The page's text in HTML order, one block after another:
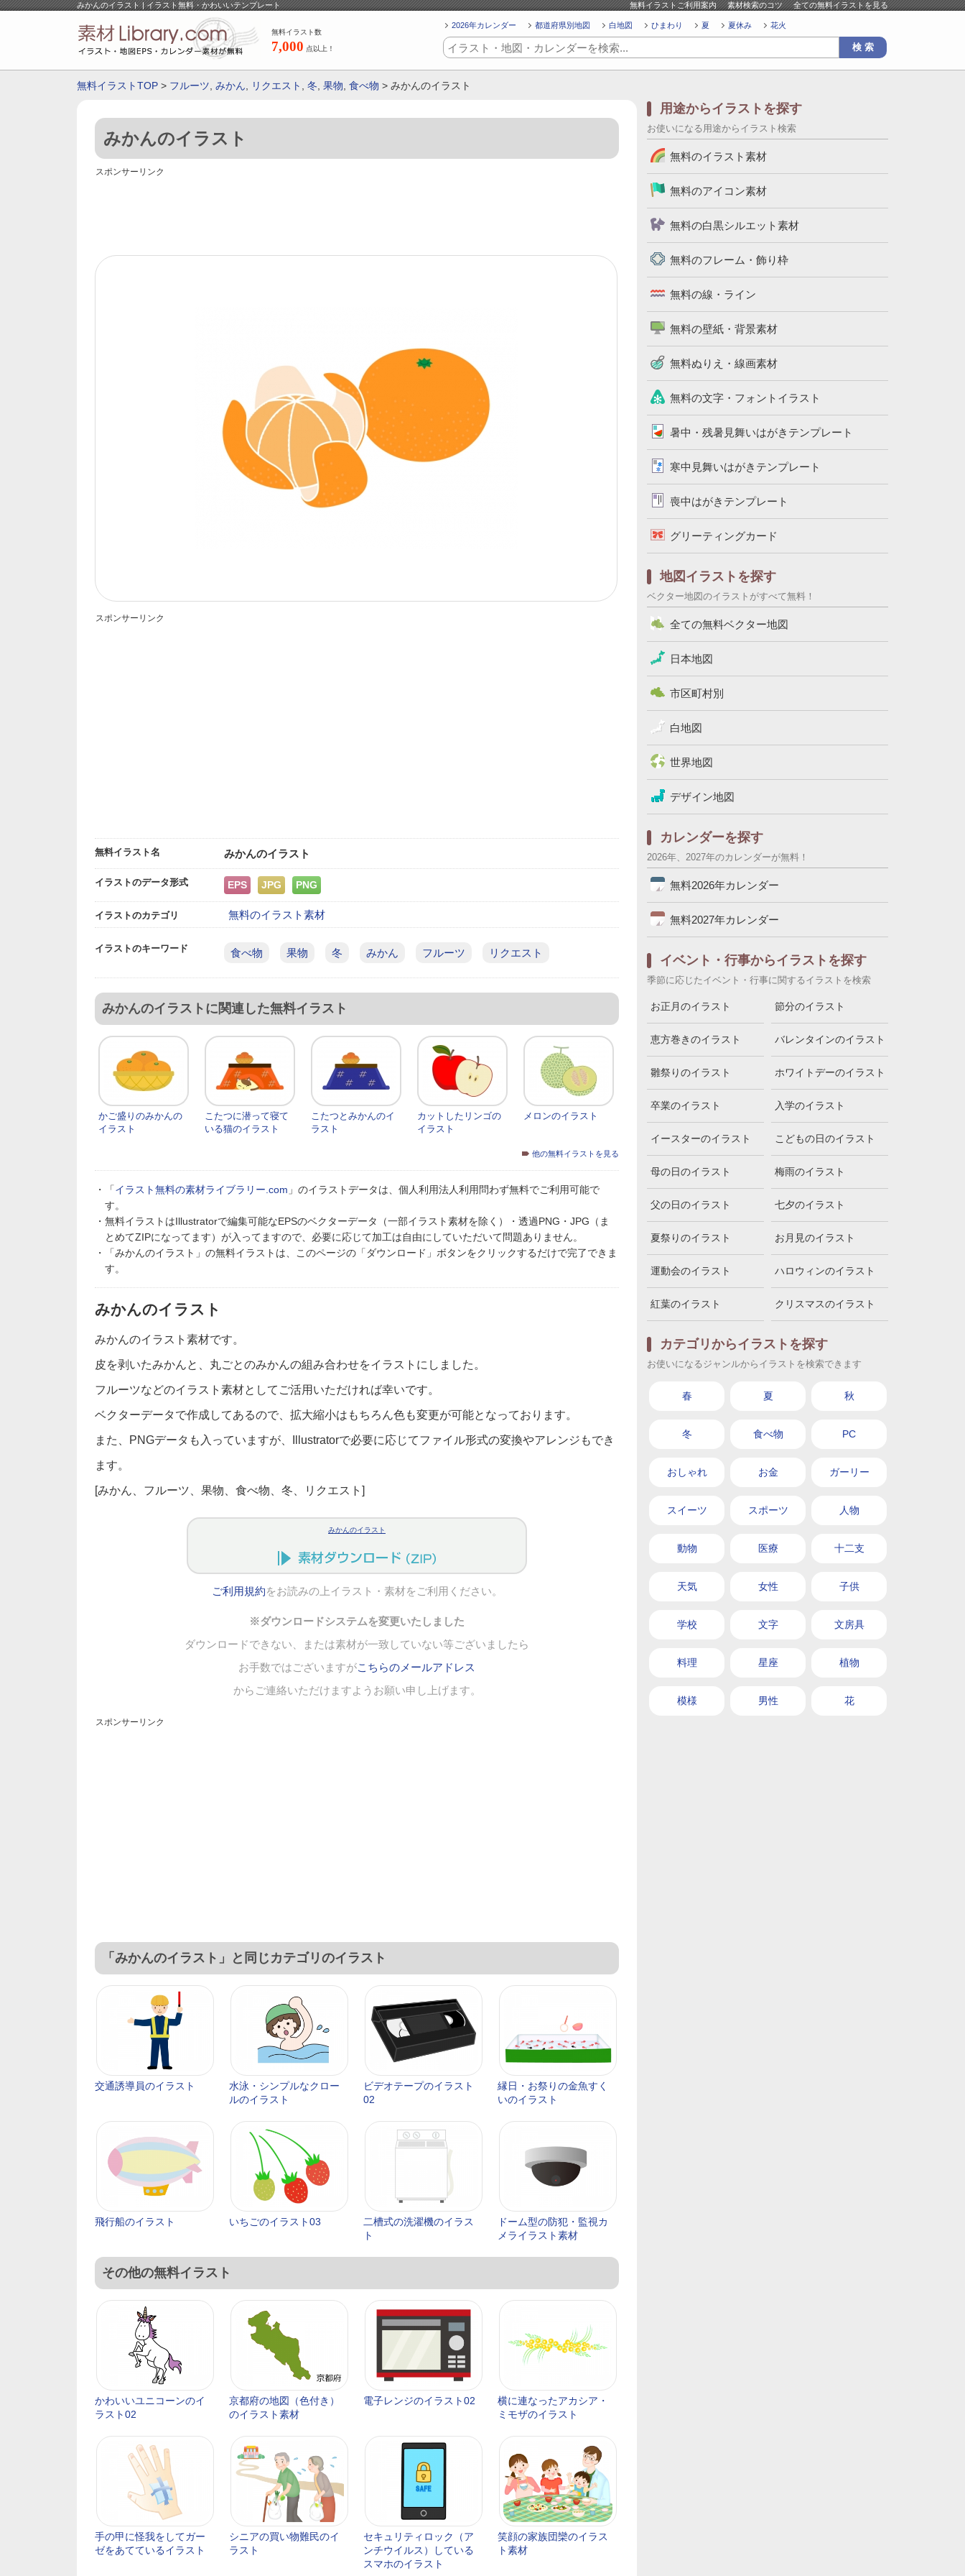
みかんのイラスト | イラスト無料・かわいいテンプレート 無料イラストご利用案内 素材検索のコツ 全ての無料イラストを見る
無料イラスト数
7,000 点以上！
2026年カレンダー 都道府県別地図 白地図 ひまわり 夏 夏休み 花火
無料イラストTOP > フルーツ みかん リクエスト 冬 果物 食べ物 > みかんのイラスト
みかんのイラスト
スポンサーリンク
スポンサーリンク
無料イラスト名 みかんのイラスト
イラストのデータ形式 EPS JPG PNG
イラストのカテゴリ 無料のイラスト素材
イラストのキーワード 食べ物 果物 冬 みかん フルーツ リクエスト
みかんのイラストに関連した無料イラスト
かご盛りのみかんの
イラスト
こたつに潜って寝て
いる猫のイラスト
こたつとみかんのイ
ラスト
カットしたリンゴの
イラスト
メロンのイラスト
他の無料イラストを見る
・「イラスト無料の素材ライブラリー.com 」のイラストデータは、個人利用法人利用問わず無料でご利用可能で
す。
・無料イラストはIllustratorで編集可能なEPSのベクターデータ（一部イラスト素材を除く）・透過PNG・JPG（ま
とめてZIPになってます）が入ってますので、必要に応じて加工は自由にしていただいて問題ありません。
・「みかんのイラスト」の無料イラストは、このページの「ダウンロード」ボタンをクリックするだけで完了できま
す。
みかんのイラスト
みかんのイラスト素材です。
皮を剥いたみかんと、丸ごとのみかんの組み合わせをイラストにしました。
フルーツなどのイラスト素材としてご活用いただければ幸いです。
ベクターデータで作成してあるので、拡大縮小はもちろん色も変更が可能となっております。
また、PNGデータも入っていますが、Illustratorで必要に応じてファイル形式の変換やアレンジもでき
ます。
[みかん、フルーツ、果物、食べ物、冬、リクエスト]
みかんのイラスト
ご利用規約をお読みの上イラスト・素材をご利用ください。
※ダウンロードシステムを変更いたしました
ダウンロードできない、または素材が一致していない等ございましたら
お手数ではございますがこちらのメールアドレス
からご連絡いただけますようお願い申し上げます。
スポンサーリンク
「みかんのイラスト」と同じカテゴリのイラスト
交通誘導員のイラスト
水泳・シンプルなクロー
ルのイラスト
ビデオテープのイラスト
02
縁日・お祭りの金魚すく
いのイラスト
飛行船のイラスト いちごのイラスト03
二槽式の洗濯機のイラス
ト
ドーム型の防犯・監視カ
メライラスト素材
その他の無料イラスト
かわいいユニコーンのイ
ラスト02
京都府の地図（色付き）
のイラスト素材
電子レンジのイラスト02
横に連なったアカシア・
ミモザのイラスト
手の甲に怪我をしてガー
ゼをあてているイラスト
シニアの買い物難民のイ
ラスト
セキュリティロック（ア
ンチウイルス）している
スマホのイラスト
笑顔の家族団欒のイラス
ト素材
用途からイラストを探す
お使いになる用途からイラスト検索
無料のイラスト素材
無料のアイコン素材
無料の白黒シルエット素材
無料のフレーム・飾り枠
無料の線・ライン
無料の壁紙・背景素材
無料ぬりえ・線画素材
無料の文字・フォントイラスト
暑中・残暑見舞いはがきテンプレート
寒中見舞いはがきテンプレート
喪中はがきテンプレート
グリーティングカード
地図イラストを探す
ベクター地図のイラストがすべて無料！
全ての無料ベクター地図
日本地図
市区町村別
白地図
世界地図
デザイン地図
カレンダーを探す
2026年、2027年のカレンダーが無料！
無料2026年カレンダー
無料2027年カレンダー
イベント・行事からイラストを探す
季節に応じたイベント・行事に関するイラストを検索
お正月のイラスト 節分のイラスト
恵方巻きのイラスト バレンタインのイラスト
雛祭りのイラスト ホワイトデーのイラスト
卒業のイラスト 入学のイラスト
イースターのイラスト こどもの日のイラスト
母の日のイラスト 梅雨のイラスト
父の日のイラスト 七夕のイラスト
夏祭りのイラスト お月見のイラスト
運動会のイラスト ハロウィンのイラスト
紅葉のイラスト クリスマスのイラスト
カテゴリからイラストを探す
お使いになるジャンルからイラストを検索できます
春 夏 秋
冬 食べ物 PC
おしゃれ お金 ガーリー
スイーツ スポーツ 人物
動物 医療 十二支
天気 女性 子供
学校 文字 文房具
料理 星座 植物
模様 男性 花